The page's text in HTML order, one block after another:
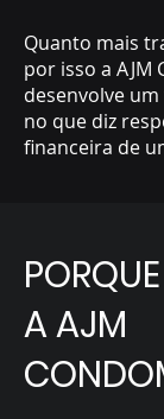
Quanto mais
por isso a AJM
desenvolve
no que diz
financeira de
A AJM